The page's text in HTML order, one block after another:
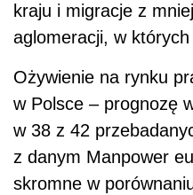
kraju i migracje z
aglomeracji, w których
Ożywienie na rynku
w Polsce – prognozę
w 38 z 42
z danym Manpower
skromne w